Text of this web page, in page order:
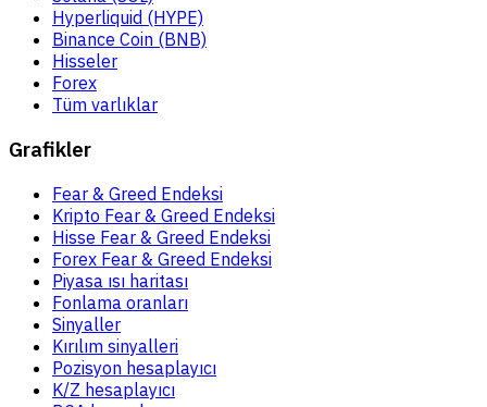
Hyperliquid (HYPE)
Binance Coin (BNB)
Hisseler
Forex
Tüm varlıklar
Grafikler
Fear & Greed Endeksi
Kripto Fear & Greed Endeksi
Hisse Fear & Greed Endeksi
Forex Fear & Greed Endeksi
Piyasa ısı haritası
Fonlama oranları
Sinyaller
Kırılım sinyalleri
Pozisyon hesaplayıcı
K/Z hesaplayıcı